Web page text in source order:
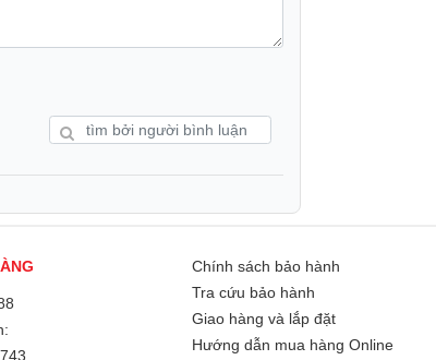
Chính sách bảo hành
Tra cứu bảo hành
Giao hàng và lắp đặt
Hướng dẫn mua hàng Online